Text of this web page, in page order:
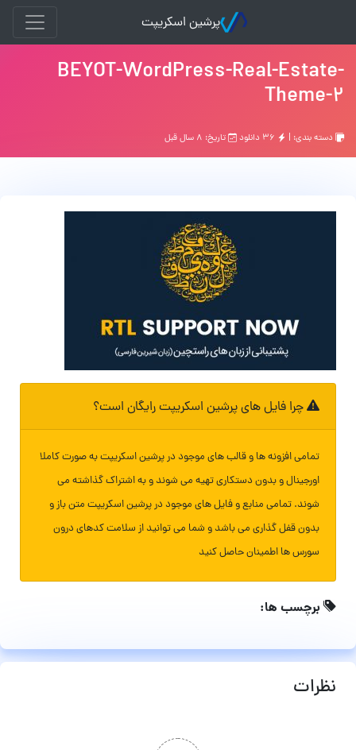
پرشین اسکریپت
BEYOT-WordPress-Real-Estate-
Theme-2
دسته بندی: | تاریخ: ۸ سال قبل
چرا فایل های پرشین اسکریپت رایگان است؟
تمامی افزونه ها و قالب های موجود در پرشین اسکریپت به صورت کاملا
اورجینال و بدون دستکاری تهیه می شوند و به اشتراک گذاشته می
شوند. تمامی منابع و فایل های موجود در پرشین اسکریپت متن باز و
بدون قفل گذاری می باشد و شما می توانید از سلامت کدهای درون
سورس ها اطمینان حاصل کنید
برچسب ها:
نظرات